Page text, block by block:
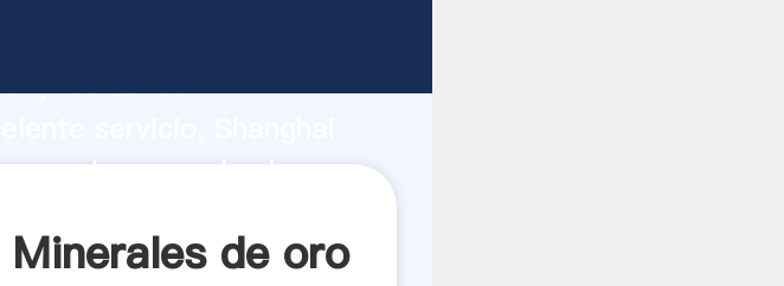
fuerza de
crea el valor y
de oro